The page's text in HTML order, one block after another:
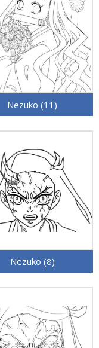
Nezuko (11)
Nezuko (8)